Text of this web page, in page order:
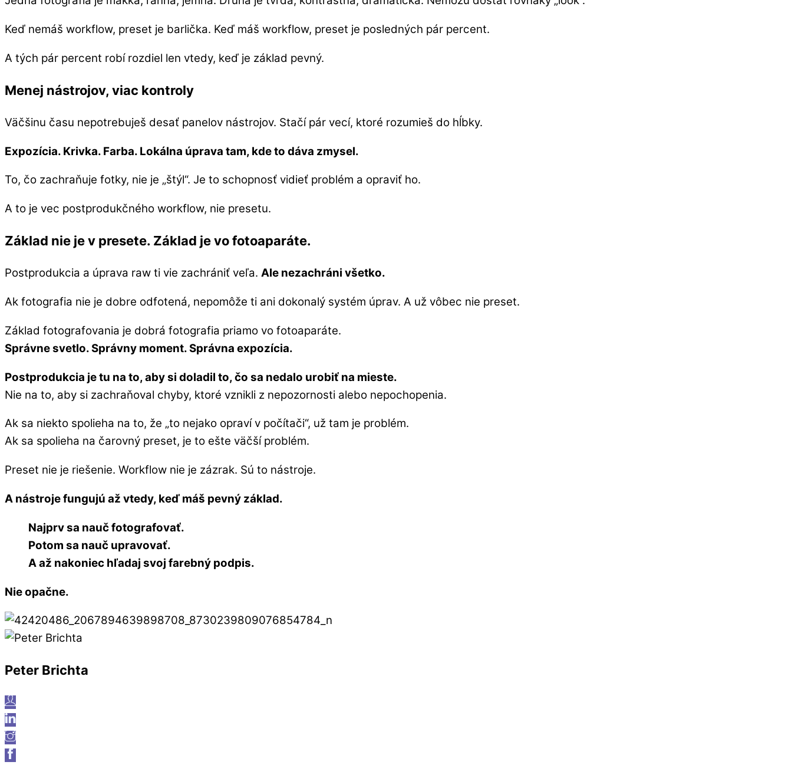
Keď nemáš workflow, preset je barlička. Keď máš workflow, preset je posledných pár percent.
A tých pár percent robí rozdiel len vtedy, keď je základ pevný.
Menej nástrojov, viac kontroly
Väčšinu času nepotrebuješ desať panelov nástrojov. Stačí pár vecí, ktoré rozumieš do hĺbky.
Expozícia. Krivka. Farba. Lokálna úprava tam, kde to dáva zmysel.
To, čo zachraňuje fotky, nie je „štýl“. Je to schopnosť vidieť problém a opraviť ho.
A to je vec postprodukčného workflow, nie presetu.
Základ nie je v presete. Základ je vo fotoaparáte.
Postprodukcia a úprava raw ti vie zachrániť veľa. Ale nezachráni všetko.
Ak fotografia nie je dobre odfotená, nepomôže ti ani dokonalý systém úprav. A už vôbec nie preset.
Základ fotografovania je dobrá fotografia priamo vo fotoaparáte.
Správne svetlo. Správny moment. Správna expozícia.
Postprodukcia je tu na to, aby si doladil to, čo sa nedalo urobiť na mieste.
Nie na to, aby si zachraňoval chyby, ktoré vznikli z nepozornosti alebo nepochopenia.
Ak sa niekto spolieha na to, že „to nejako opraví v počítači“, už tam je problém.
Ak sa spolieha na čarovný preset, je to ešte väčší problém.
Preset nie je riešenie. Workflow nie je zázrak. Sú to nástroje.
A nástroje fungujú až vtedy, keď máš pevný základ.
Najprv sa nauč fotografovať.
Potom sa nauč upravovať.
A až nakoniec hľadaj svoj farebný podpis.
Nie opačne.
Peter Brichta
Webpage